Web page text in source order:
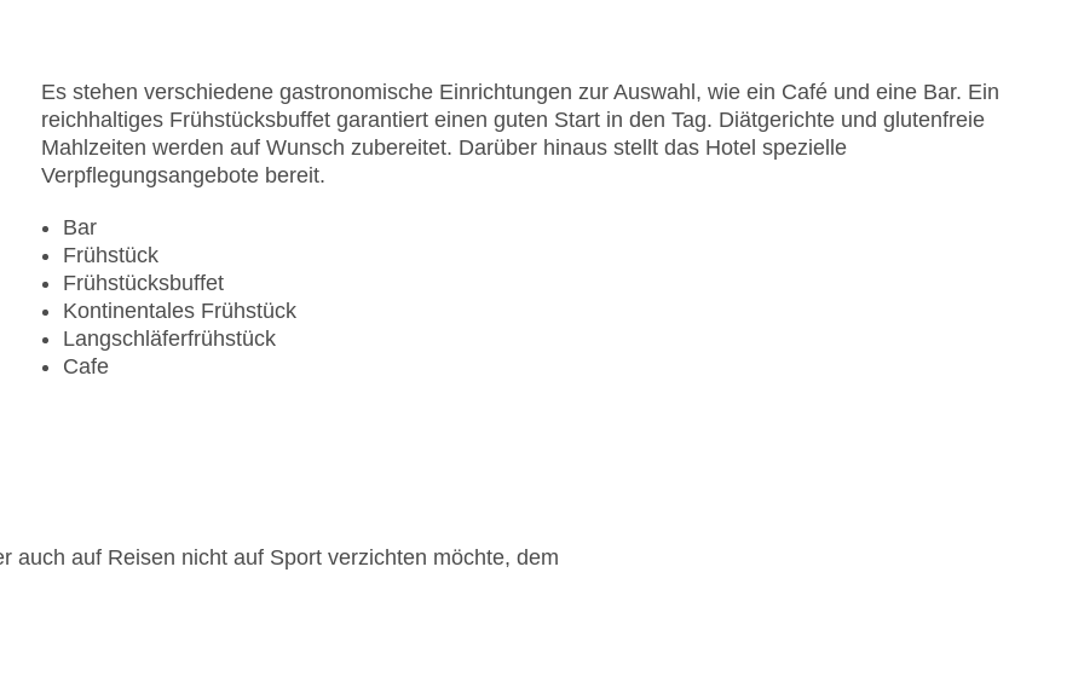
Es stehen verschiedene gastronomische Einrichtungen zur Auswahl, wie ein Café und eine Bar. Ein
reichhaltiges Frühstücksbuffet garantiert einen guten Start in den Tag. Diätgerichte und glutenfreie
Mahlzeiten werden auf Wunsch zubereitet. Darüber hinaus stellt das Hotel spezielle
Verpflegungsangebote bereit.
Bar
Frühstück
Frühstücksbuffet
Kontinentales Frühstück
Langschläferfrühstück
Cafe
auch auf Reisen nicht auf Sport verzichten möchte, dem